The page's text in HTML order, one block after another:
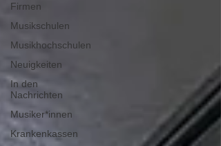
Firmen
Musikschulen
Musikhochschulen
Neuigkeiten
In den
Nachrichten
Musiker*innen
Krankenkassen